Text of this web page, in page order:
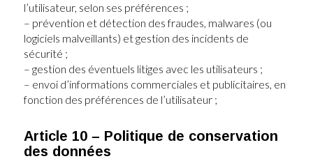
l’utilisateur, selon ses préférences ;
– prévention et détection des fraudes, malwares (ou
logiciels malveillants) et gestion des incidents de
sécurité ;
– gestion des éventuels litiges avec les utilisateurs ;
– envoi d’informations commerciales et publicitaires, en
fonction des préférences de l’utilisateur ;
Article 10 – Politique de conservation
des données